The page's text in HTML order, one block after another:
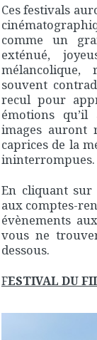
Ces festivals
comme un
exténué,
mélancolique,
souvent
recul pour
émotions
images auront
caprices de la
ininterrompues.
En cliquant
aux comptes-
évènements
vous ne
dessous.
FESTIVAL DU